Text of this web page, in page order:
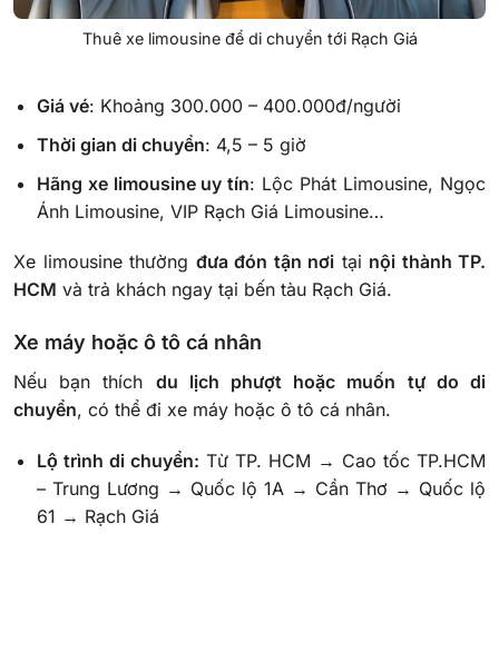
Thuê xe limousine để di chuyển tới Rạch Giá
Giá vé: Khoảng 300.000 – 400.000đ/người
Thời gian di chuyển: 4,5 – 5 giờ
Hãng xe limousine uy tín: Lộc Phát Limousine, Ngọc
Ánh Limousine, VIP Rạch Giá Limousine…
Xe limousine thường đưa đón tận nơi tại nội thành TP.
HCM và trả khách ngay tại bến tàu Rạch Giá.
Xe máy hoặc ô tô cá nhân
Nếu bạn thích du lịch phượt hoặc muốn tự do di
chuyển, có thể đi xe máy hoặc ô tô cá nhân.
Lộ trình di chuyển: Từ TP. HCM → Cao tốc TP.HCM
– Trung Lương → Quốc lộ 1A → Cần Thơ → Quốc lộ
61 → Rạch Giá